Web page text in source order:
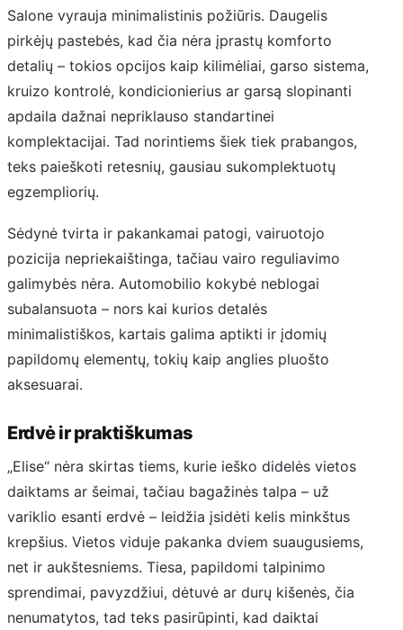
Salone vyrauja minimalistinis požiūris. Daugelis
pirkėjų pastebės, kad čia nėra įprastų komforto
detalių – tokios opcijos kaip kilimėliai, garso sistema,
kruizo kontrolė, kondicionierius ar garsą slopinanti
apdaila dažnai nepriklauso standartinei
komplektacijai. Tad norintiems šiek tiek prabangos,
teks paieškoti retesnių, gausiau sukomplektuotų
egzempliorių.
Sėdynė tvirta ir pakankamai patogi, vairuotojo
pozicija nepriekaištinga, tačiau vairo reguliavimo
galimybės nėra. Automobilio kokybė neblogai
subalansuota – nors kai kurios detalės
minimalistiškos, kartais galima aptikti ir įdomių
papildomų elementų, tokių kaip anglies pluošto
aksesuarai.
Erdvė ir praktiškumas
„Elise“ nėra skirtas tiems, kurie ieško didelės vietos
daiktams ar šeimai, tačiau bagažinės talpa – už
variklio esanti erdvė – leidžia įsidėti kelis minkštus
krepšius. Vietos viduje pakanka dviem suaugusiems,
net ir aukštesniems. Tiesa, papildomi talpinimo
sprendimai, pavyzdžiui, dėtuvė ar durų kišenės, čia
nenumatytos, tad teks pasirūpinti, kad daiktai